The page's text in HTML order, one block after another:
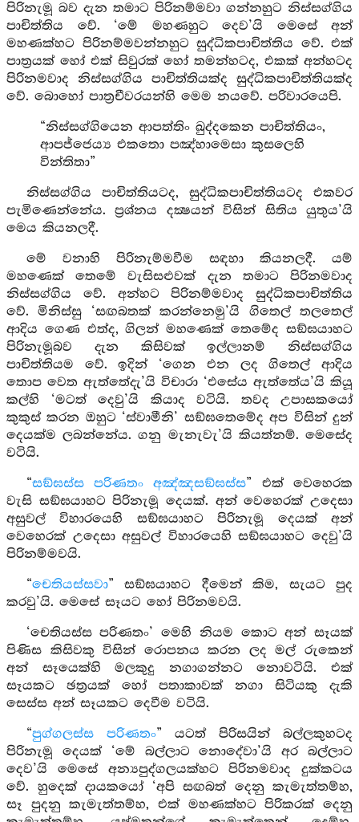
පිරිනැමූ බව දැන තමාට පිරිනම්මවා ගන්නහුට නිස්සග්ගිය
පාචිත්තිය වේ. ‘මේ මහණහුට දෙව’යි මෙසේ අන්
මහණක්හට පිරිනම්මවන්නහුට සුද්ධිකපාචිත්තිය වේ. එක්
පාත්‍රයක් හෝ එක් සිවුරක් හෝ තමන්හටද, එකක් අන්හටද
පිරිනමවාද නිස්සග්ගිය පාචිත්තියක්ද සුද්ධිකපාචිත්තියක්ද
වේ. බොහෝ පාත්‍රචීවරයන්හි මෙම නයවේ. පරිවාරයෙපි.
“නිස්සග්ගියෙන ආපත්තිං ඛුද්දකෙන පාචිත්තියං,
ආපජ්ජෙය්‍ය එකතො පඤ්හාමෙසා කුසලෙහි
වින්තිතා”
නිස්සග්ගිය පාචිත්තියටද, සුද්ධිකපාචිත්තියටද එකවර
පැමිණෙන්නේය. ප්‍රශ්නය දක්‍ෂයන් විසින් සිතිය යුතුය’යි
මෙය කියනලදී.
මේ වනාහි පිරිනැම්මවීම සඳහා කියනලදී. යම්
මහණෙක් තෙමේ වැසිසළුවක් දැන තමාට පිරිනමවාද
නිස්සග්ගිය වේ. අන්හට පිරිනම්මවාද සුද්ධිකපාචිත්තිය
වේ. මිනිස්සු ‘සඟබතක් කරන්නෙමු’යි ගිතෙල් තලතෙල්
ආදිය ගෙණ එත්ද, ගිලන් මහණෙක් තෙමේද සඞ්ඝයාහට
පිරිනැමූබව දැන කිසිවක් ඉල්ලානම් නිස්සග්ගිය
පාචිත්තියම වේ. ඉදින් ‘ගෙන එන ලද ගිතෙල් ආදිය
තොප වෙත ඇත්තේදැ’යි විචාරා ‘එසේය ඇත්තේය’යි කියූ
කල්හි ‘මටත් දෙවු’යි කියාද වටියි. තවද උපාසකයෝ
කුකුස් කරන ඔහුට ‘ස්වාමීනි’ සඞ්ඝතෙමේද අප විසින් දුන්
දෙයක්ම ලබන්නේය. ගනු මැනැවැ’යි කියත්නම්. මෙසේද
වටියි.
“සඞ්ඝස්ස පරිණතං අඤ්ඤසඞ්ඝස්ස” එක් වෙහෙරක
වැසි සඞ්ඝයාහට පිරිනැමූ දෙයක්. අන් වෙහෙරක් උදෙසා
අසුවල් විහාරයෙහි සඞ්ඝයාහට පිරිනැමූ දෙයක් අන්
වෙහෙරක් උදෙසා අසුවල් විහාරයෙහි සඞ්ඝයාහට දෙවු’යි
පිරිනම්මවයි.
“චෙතියස්සවා” සඞ්ඝයාහට දීමෙන් කිම, සැයට පුද
කරවු’යි. මෙසේ සෑයට හෝ පිරිනමවයි.
‘චෙතියස්ස පරිණතං’ මෙහි නියම කොට අන් සෑයක්
පිණිස කිසිවකු විසින් රොපනය කරන ලද මල් රුකෙන්
අන් සෑයෙක්හි මලකුදු නගාගන්නට නොවටියි. එක්
සෑයකට ඡත්‍රයක් හෝ පතාකාවක් නගා සිටියකු දැකි
සෙස්ස අන් සෑයකට දෙවීම වටියි.
“පුග්ගලස්ස පරිණතං” යටත් පිරිසයින් බල්ලකුහටද
පිරිනැමූ දෙයක් ‘මේ බල්ලාට නොදේවා’යි අර බල්ලාට
දෙව’යි මෙසේ අන්‍යපුද්ගලයක්හට පිරිනමවාද දුක්කටය
වේ. හුදෙක් දායකයෝ ‘අපි සඟබත් දෙනු කැමැත්තම්හ,
සෑ පුදනු කැමැත්තම්හ, එක් මහණක්හට පිරිකරක් දෙනු